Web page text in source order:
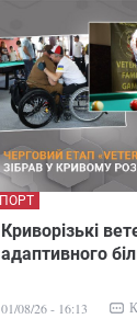
Криворізькі
адаптивного
01/08/26 - 16:13